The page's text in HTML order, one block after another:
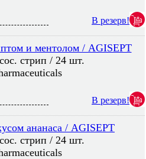
В резерв!
и ментолом / AGISEPT
стрип / 24 шт.
В резерв!
ананаса / AGISEPT
стрип / 24 шт.